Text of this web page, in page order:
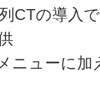
CTの導入
ニューに